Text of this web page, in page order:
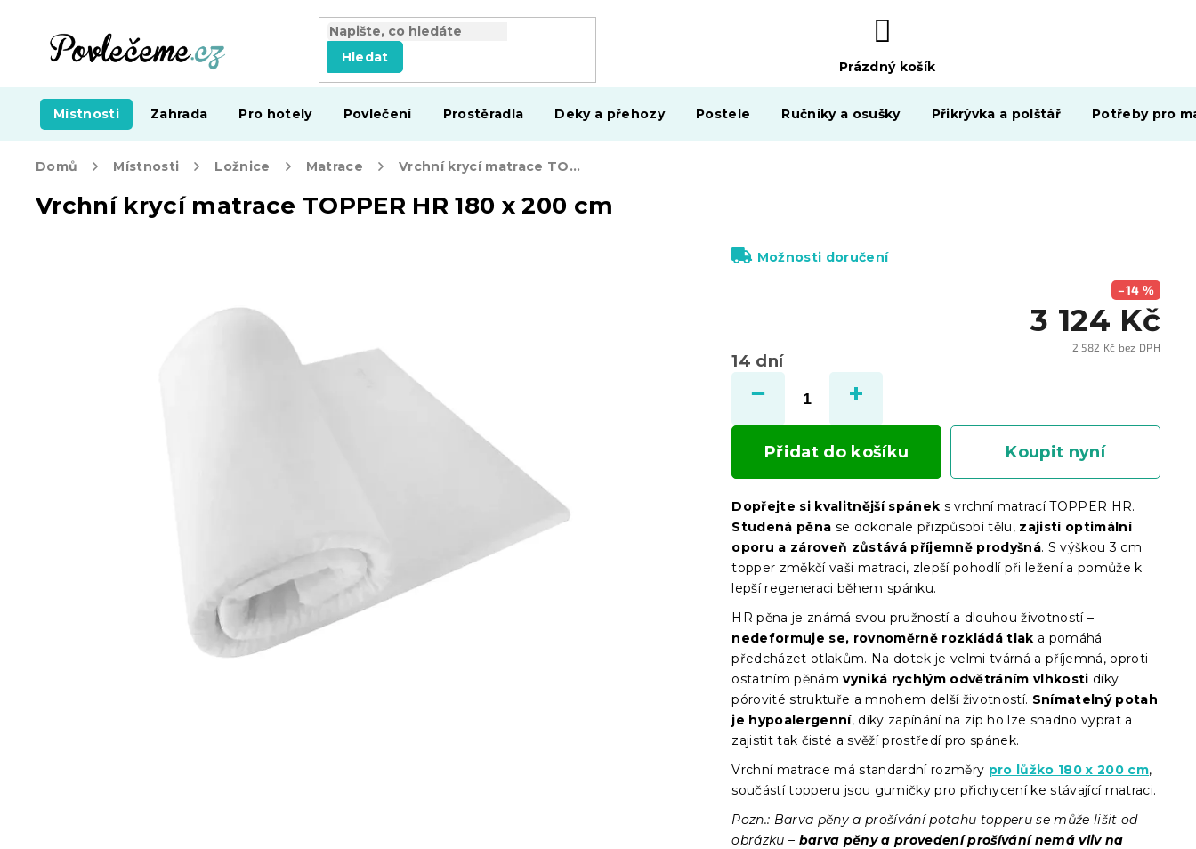
Hledat
NÁKUPNÍ
KOŠÍK
Prázdný košík
Místnosti Zahrada Pro hotely Povlečení Prostěradla Deky a přehozy Postele Ručníky a osušky Přikrývka a polštář Potřeby pro
Domů Místnosti Ložnice Matrace Vrchní krycí matrace TOPPER HR 180 x 200 cm
Vrchní krycí matrace TOPPER HR 180 x 200 cm
–14 %
3 124 Kč
2 582 Kč bez DPH
14 dní
Možnosti doručení
Přidat do košíku Koupit nyní
Dopřejte si kvalitnější spánek s vrchní matrací TOPPER HR.
Studená pěna se dokonale přizpůsobí tělu, zajistí optimální
oporu a zároveň zůstává příjemně prodyšná. S výškou 3 cm
topper změkčí vaši matraci, zlepší pohodlí při ležení a pomůže k
lepší regeneraci během spánku.
HR pěna je známá svou pružností a dlouhou životností –
nedeformuje se, rovnoměrně rozkládá tlak a pomáhá
předcházet otlakům. Na dotek je velmi tvárná a příjemná, oproti
ostatním pěnámvyniká rychlým odvětráním vlhkosti díky
pórovité struktuře a mnohem delší životností. Snímatelný potah
je hypoalergenní, díky zapínání na zip ho lze snadno vyprat a
zajistit tak čisté a svěží prostředí pro spánek.
Vrchní matrace má standardní rozměry pro lůžko 180 x 200 cm,
součástí topperu jsou gumičky pro přichycení ke stávající matraci.
Pozn.: Barva pěny a prošívání potahu topperu se může lišit od
obrázku – barva pěny a provedení prošívání nemá vliv na